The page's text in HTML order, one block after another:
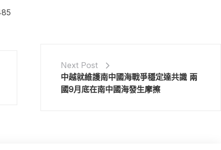
Next Post
中越就維護南中國海戰爭穩定達共識 兩
國9月底在南中國海發生摩擦